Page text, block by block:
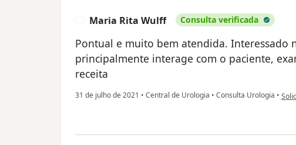
Maria Rita Wulff Consulta verificada
Pontual e muito bem atendida. Interessado
principalmente interage com o paciente,
receita
31 de julho de 2021 • Central de Urologia • Consulta Urologia • na